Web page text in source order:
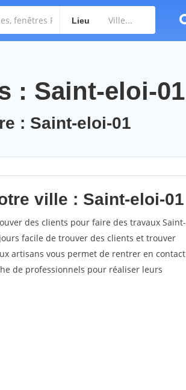
Lieu
: Saint-eloi-01
: Saint-eloi-01
ville : Saint-eloi-01
des clients pour faire des travaux Saint-
facile de trouver des clients et trouver
artisans vous permet de rentrer en contact
de professionnels pour réaliser leurs